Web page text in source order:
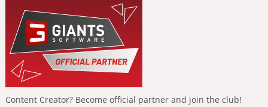
Content Creator? Become official partner and join the club!